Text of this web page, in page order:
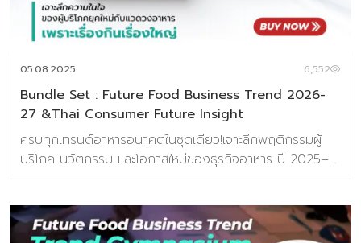
05.08.2025 6,552
Bundle Set : Future Food Business Trend 2026-
27 &Thai Consumer Future Insight
ครบทุกเทรนด์อาหารอนาคตในชุดเดียว!เจาะลึกพฤติกรรมผู้
บริโภค นวัตกรรม และโอกาสใหม่ของธุรกิจอาหาร ปี 2025–
ธุรกิจอาหาร ทั้งในวันนี้และอนาคต ในเซ็ตประกอบด้วยหนังสือ
2 เล่ม 1.Thai Consumer Future Insight in Food